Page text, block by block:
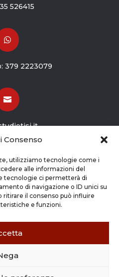
Consenso
utilizziamo tecnologie come i
alle informazioni del
tecnologie ci permetterà di
di navigazione o ID unici su
ritirare il consenso può influire
e funzioni.
526415

379 2223079


8
BG (24050)
STUDIO TISI SRL –